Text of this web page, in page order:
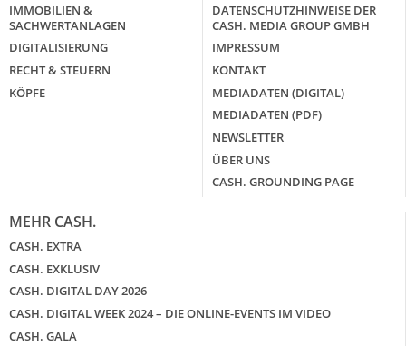
IMMOBILIEN &
SACHWERTANLAGEN
DIGITALISIERUNG
RECHT & STEUERN
KÖPFE
DATENSCHUTZHINWEISE DER
CASH. MEDIA GROUP GMBH
IMPRESSUM
KONTAKT
MEDIADATEN (DIGITAL)
MEDIADATEN (PDF)
NEWSLETTER
ÜBER UNS
CASH. GROUNDING PAGE
MEHR CASH.
CASH. EXTRA
CASH. EXKLUSIV
CASH. DIGITAL DAY 2026
CASH. DIGITAL WEEK 2024 – DIE ONLINE-EVENTS IM VIDEO
CASH. GALA